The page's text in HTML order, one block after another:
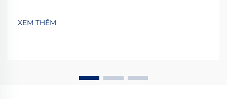
XEM THÊM